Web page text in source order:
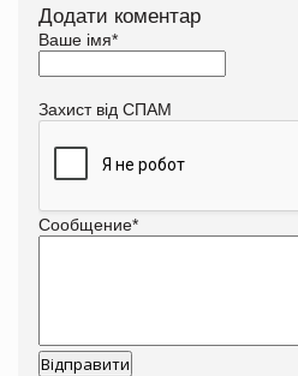
Додати коментар
Ваше імя*
Захист від СПАМ
Сообщение*